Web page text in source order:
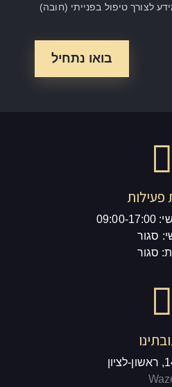
לצורך טיפול בפנייתי (חובה)
פעילות
סגור
סגור